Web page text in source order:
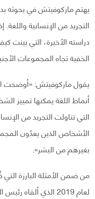
يهتم ماركوفيتش في بحوثه
التجريد من الإنسانية
دراسته الأخيرة، التي
الخفية تجاه المجموعات
يقول ماركوفيتش: «أوضحت
أنماط اللغة يمكنها تمييز
التي تناولت التجريد من
الأشخاص الذين يعدّون
بغيرهم من البشر».
من ضمن الأمثلة البارزة
لعام 2019 الذي